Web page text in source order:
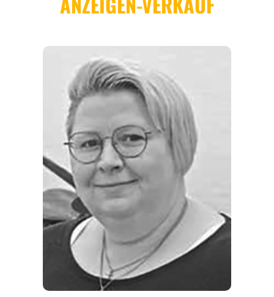
REGIONEN
ORTE